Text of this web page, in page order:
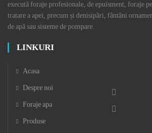
execută foraje profesionale, de epuisment, foraje
tratare a apei, precum și denisipări, fântâni
de apă sau sisteme de pompare.
LINKURI
Acasa
Despre noi
Foraje apa
Produse